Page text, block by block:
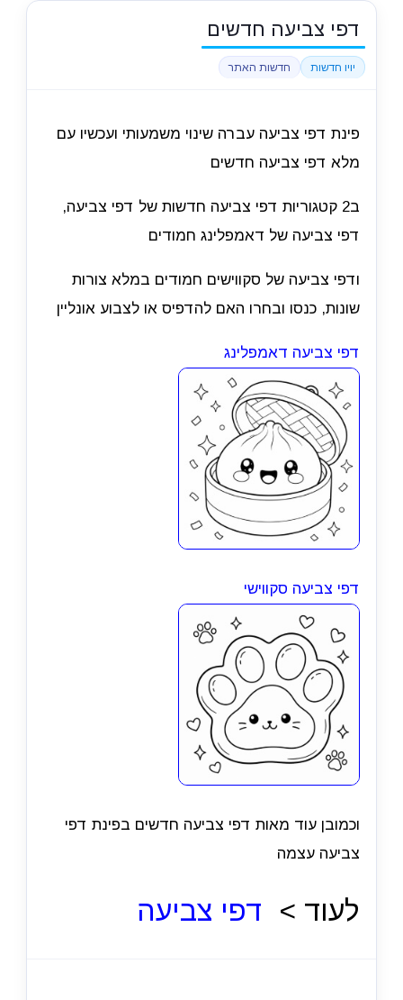
דפי צביעה חדשים
יויו חדשות חדשות האתר
פינת דפי צביעה עברה שינוי משמעותי ועכשיו עם
מלא דפי צביעה חדשים
ב2 קטגוריות דפי צביעה חדשות של דפי צביעה,
דפי צביעה של דאמפלינג חמודים
ודפי צביעה של סקווישים חמודים במלא צורות
שונות, כנסו ובחרו האם להדפיס או לצבוע אונליין
דפי צביעה דאמפלינג
דפי צביעה סקווישי
וכמובן עוד מאות דפי צביעה חדשים בפינת דפי
צביעה עצמה
לעוד > דפי צביעה